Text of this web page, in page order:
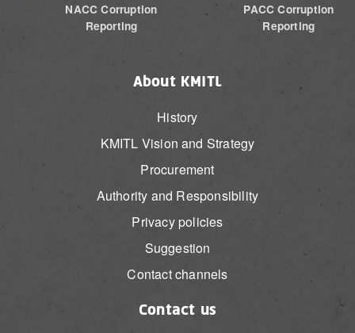
NACC Corruption
Reporting
PACC Corruption
Reporting
About KMITL
History
KMITL Vision and Strategy
Procurement
Authority and Responsibility
Privacy policies
Suggestion
Contact channels
Contact us